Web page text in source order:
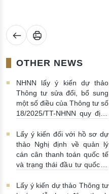
OTHER NEWS
NHNN lấy ý kiến dự thảo
Thông tư sửa đổi, bổ sung
một số điều của Thông tư số
18/2025/TT-NHNN quy định
sẻ thông tin của Hệ thống
thông tin phục vụ công tác
giám sát hoạt động QTDND
và tổ chức TCVM
Lấy ý kiến đối với hồ sơ dự
thảo Nghị định về quản lý
cán cân thanh toán quốc tế
và trạng thái đầu tư quốc tế
10:00:00
Lấy ý kiến dự thảo Thông tư